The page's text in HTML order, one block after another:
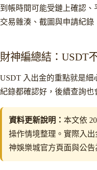
到帳時間可能受鏈上確認
交易雜湊、截圖與申請紀錄
財神編總結：USDT
USDT 入出金的重點就是
紀錄都確認好，後續查詢也
資料更新說明： 本文依
操作情境整理。實際入
神娛樂城官方頁面與公告